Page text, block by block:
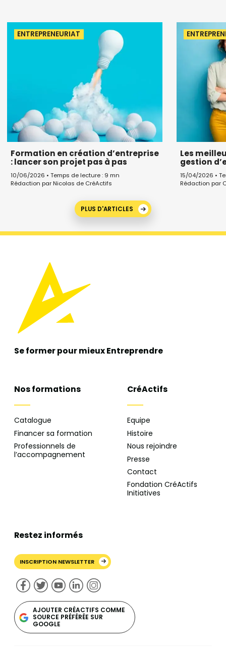
ENTREPRENEURIAT
Formation en création d’entreprise
: lancer son projet pas à pas
10/06/2026 • Temps de lecture : 9 mn
Rédaction par Nicolas de CréActifs
Les
gestion
15/04/2026 •
Rédaction par
PLUS D'ARTICLES
Se former pour mieuxEntreprendre
Nos formations
Catalogue
Financer sa formation
Professionnels de
l’accompagnement
CréActifs
Equipe
Histoire
Nous rejoindre
Presse
Contact
Fondation CréActifs
Initiatives
Restez informés
INSCRIPTION NEWSLETTER
AJOUTER CRÉACTIFS COMME
SOURCE PRÉFÉRÉE SUR
GOOGLE